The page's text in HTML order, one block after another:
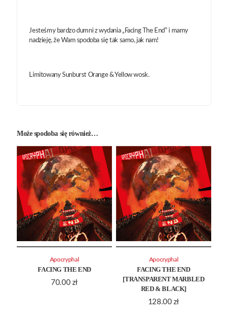
Jesteśmy bardzo dumni z wydania „Facing The End” i mamy
nadzieję, że Wam spodoba się tak samo, jak nam!
Limitowany Sunburst Orange & Yellow wosk.
Może spodoba się również…
FACING THE END
70.00 zł
Apocryphal
FACING THE END
[TRANSPARENT MARBLED
RED & BLACK]
128.00 zł
Apocryphal